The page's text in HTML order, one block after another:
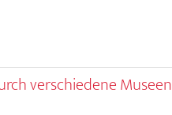
verschiedene Museen